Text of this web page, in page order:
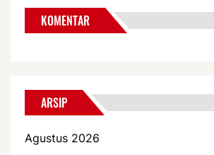
KOMENTAR
ARSIP
Agustus 2026